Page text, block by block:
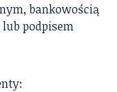
bankowością
podpisem